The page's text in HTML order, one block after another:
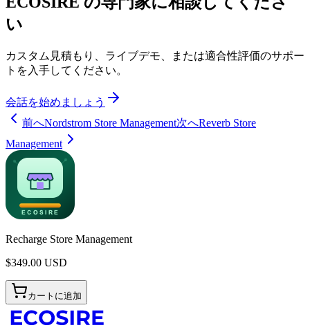
い
カスタム見積もり、ライブデモ、または適合性評価のサポー
トを入手してください。
会話を始めましょう
前へNordstrom Store Management次へReverb Store
Management
Recharge Store Management
$349.00 USD
カートに追加